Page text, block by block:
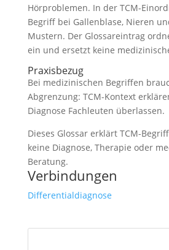
Hörproblemen. In der TCM-
Begriff bei Gallenblase, Nieren
Mustern. Der Glossareintrag
ein und ersetzt keine
Praxisbezug
Bei medizinischen Begriffen
Abgrenzung: TCM-Kontext
Diagnose Fachleuten überlassen.
Dieses Glossar erklärt TCM-
keine Diagnose, Therapie oder
Beratung.
Verbindungen
Differentialdiagnose